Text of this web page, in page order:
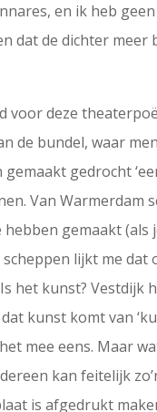
en ik heb
dat de dichter meer
voor deze
de bundel, waar
gedrocht
Van Warmerdam
hebben gemaakt (als
lijkt me dat
het kunst? Vestdijk
kunst komt van
mee eens. Maar
kan feitelijk
is afgedrukt